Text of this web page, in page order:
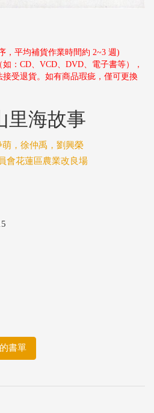
，平均補貨作業時間約 2~3 週)
：CD、VCD、DVD、電子書等），
接受退貨。如有商品瑕疵，僅可更換
里海故事
，徐仲禹，劉興榮
會花蓮區農業改良場
書單